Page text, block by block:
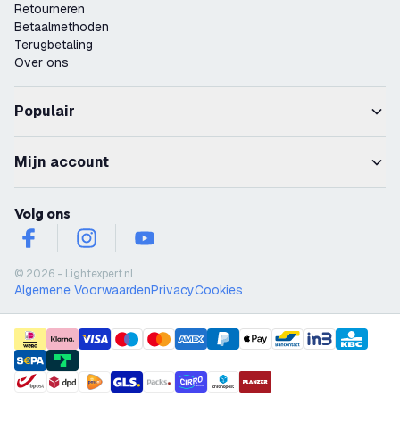
Retourneren
Betaalmethoden
Terugbetaling
Over ons
Populair
Mijn account
Volg ons
facebookinstagramyoutube
© 2026 - Lightexpert.nl
Algemene VoorwaardenPrivacyCookies
payment methods
shipment methods